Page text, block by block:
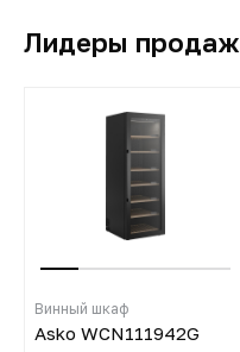
Лидеры продаж
Винный шкаф
Asko WCN111942G